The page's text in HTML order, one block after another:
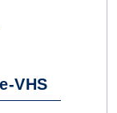
VHS